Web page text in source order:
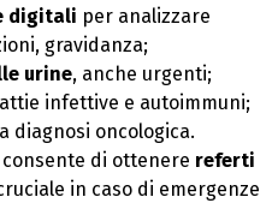
digitali per analizzare
gravidanza;
urine, anche urgenti;
infettive e autoimmuni;
diagnosi oncologica.
di ottenere referti
in caso di emergenze